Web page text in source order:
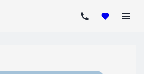
Цена по запросу